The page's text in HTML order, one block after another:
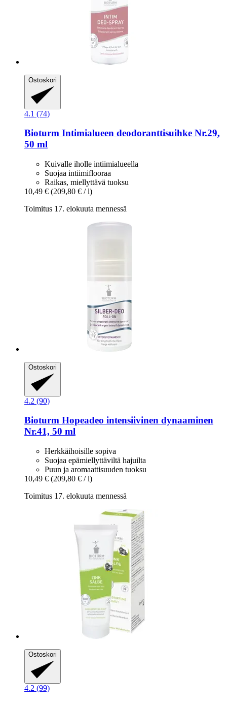
Ostoskori
4.1 (74)
Bioturm Intimialueen deodoranttisuihke Nr.29,
50 ml
Kuivalle iholle intiimialueella
Suojaa intiimiflooraa
Raikas, miellyttävä tuoksu
10,49 € (209,80 € / l)
Toimitus 17. elokuuta mennessä
Ostoskori
4.2 (90)
Bioturm Hopeadeo intensiivinen dynaaminen
Nr.41, 50 ml
Herkkäihoisille sopiva
Suojaa epämiellyttäviltä hajuilta
Puun ja aromaattisuuden tuoksu
10,49 € (209,80 € / l)
Toimitus 17. elokuuta mennessä
Ostoskori
4.2 (99)